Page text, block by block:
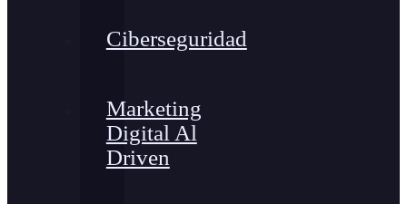
Ciberseguridad
Marketing
Digital Al
Driven